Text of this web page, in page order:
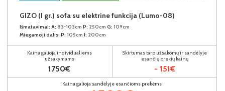
GIZO (I gr.) sofa su elektrine funkcija (Lumo-08)
Išmatavimai: A: 83-103cm P: 250cm G: 109cm
Miegamoji dalis: P: 105cm I: 200cm
Kaina galioja individualiems
užsakymams
1750€
Skirtumas tarp užsakomų ir sandėlyje
esančių prekių kainų
- 151€
Kaina galioja sandėlyje esančioms prekėms